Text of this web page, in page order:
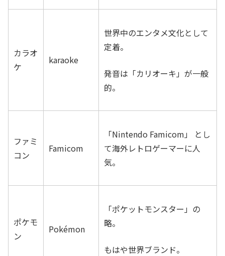
カラオ
ケ
karaoke
世界中のエンタメ文化として
定着。
発音は「カリオーキ」が一般
的。
ファミ
コン
Famicom
「Nintendo Famicom」 とし
て海外レトロゲーマーに人
気。
ポケモ
ン
Pokémon
「ポケットモンスター」の
略。
もはや世界ブランド。